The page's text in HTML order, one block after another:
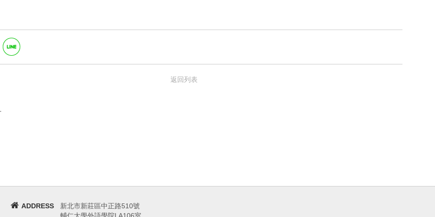
返回列表
ADDRESS
新北市新莊區中正路510號